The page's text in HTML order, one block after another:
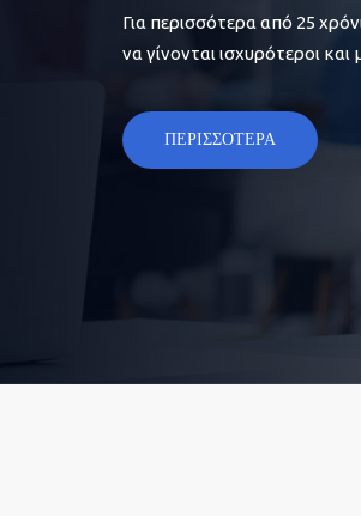
Για περισσότερα από 25
να γίνονται ισχυρότεροι και
ΠΕΡΙΣΣΟΤΕΡΑ